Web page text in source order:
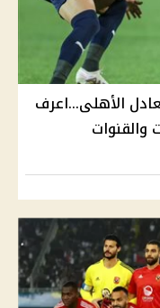
الأهلى...اعرف
والقنوات